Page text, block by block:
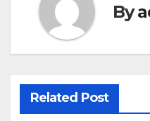
By
Related Post